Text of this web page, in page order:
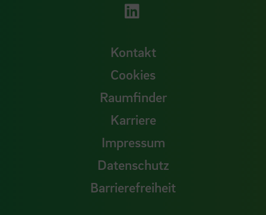
Zu unserer
Kontakt
Cookies
Raumfinder
Karriere
Impressum
Datenschutz
Barrierefreiheit